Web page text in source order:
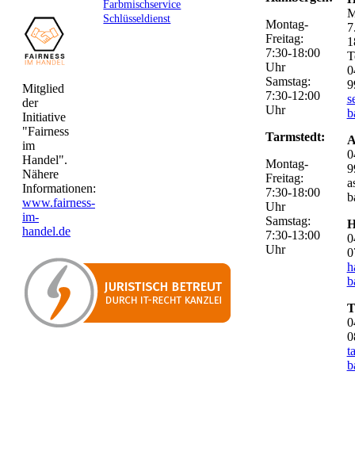
Mitglied
der
Initiative
"Fairness
im
Handel".
Nähere
Informationen:
www.fairness-
im-
handel.de
Farbmischservice
Schlüsseldienst
Montag-
Freitag:
7:30-18:00
Uhr
Samstag:
7:30-12:00
Uhr
Tarmstedt:
Montag-
Freitag:
7:30-18:00
Uhr
Samstag:
7:30-13:00
Uhr